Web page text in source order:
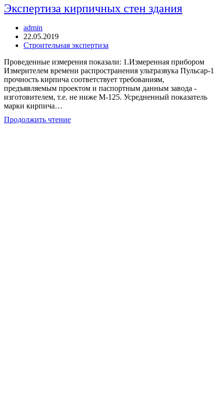
Экспертиза кирпичных стен здания
Автор
записи:
admin
Запись
опубликована:
22.05.2019
Рубрика
Строительная экспертиза
Проведенные измерения показали: 1.Измеренная прибором
Измерителем времени распространения ультразвука Пульсар-1
прочность кирпича соответствует требованиям,
предъявляемым проектом и паспортным данным завода -
изготовителем, т.е. не ниже М-125. Усредненный показатель
марки кирпича…
Продолжить чтениеЭкспертиза